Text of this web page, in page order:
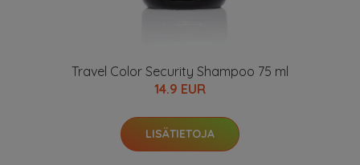
Travel Color Security Shampoo 75 ml
14.9 EUR
LISÄTIETOJA